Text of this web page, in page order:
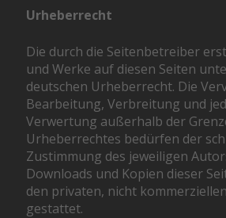
Urheberrecht
Die durch die Seitenbetreiber
und Werke auf diesen Seiten
deutschen Urheberrecht. Die
Bearbeitung, Verbreitung und
Verwertung außerhalb der
Urheberrechtes bedürfen der
Zustimmung des jeweiligen
Downloads und Kopien dieser
den privaten, nicht
gestattet.